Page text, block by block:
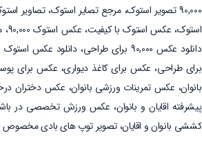
برای طراحی، عکس برای کاغذ دیواری، عکس برای
بانوان، عکس تمرینات ورزشی بانوان، عکس دختران
پیشرفته اقایان و بانوان، عکس ورزش تخصصی در
کششی بانوان و اقایان، تصویر توپ های بادی